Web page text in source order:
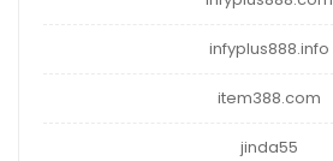
infyplus888.info
item388.com
jinda55